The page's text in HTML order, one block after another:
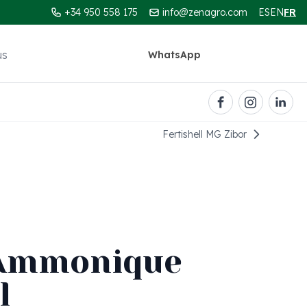
+34 950 558 175 info@zenagro.com ESENFR
WhatsApp
Fertishell MG Zibor